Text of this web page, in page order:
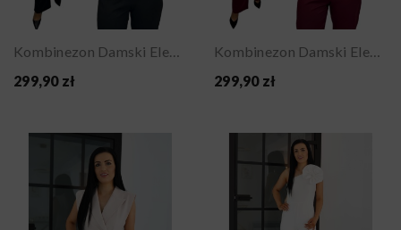
Kombinezon Damski Elegancki Na Jedno Ramię Na...
299,90 zł
Kombinezon Damski Elegancki Na Jedno Ramię Na...
299,90 zł